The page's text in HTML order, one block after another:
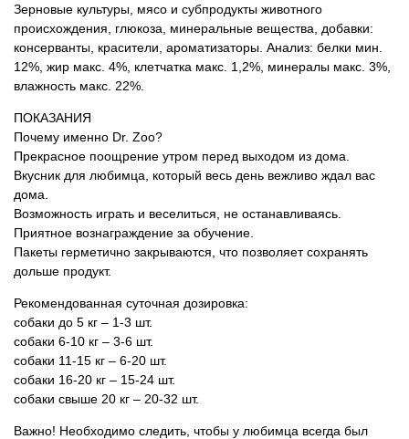
Зерновые культуры, мясо и субпродукты животного
происхождения, глюкоза, минеральные вещества, добавки:
консерванты, красители, ароматизаторы. Анализ: белки мин.
12%, жир макс. 4%, клетчатка макс. 1,2%, минералы макс. 3%,
влажность макс. 22%.
ПОКАЗАНИЯ
Почему именно Dr. Zoo?
Прекрасное поощрение утром перед выходом из дома.
Вкусник для любимца, который весь день вежливо ждал вас
дома.
Возможность играть и веселиться, не останавливаясь.
Приятное вознаграждение за обучение.
Пакеты герметично закрываются, что позволяет сохранять
дольше продукт.
Рекомендованная суточная дозировка:
собаки до 5 кг – 1-3 шт.
собаки 6-10 кг – 3-6 шт.
собаки 11-15 кг – 6-20 шт.
собаки 16-20 кг – 15-24 шт.
собаки свыше 20 кг – 20-32 шт.
Важно! Необходимо следить, чтобы у любимца всегда был
Популярные зоотовары
Архив / Снято с производства